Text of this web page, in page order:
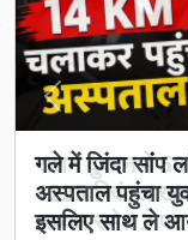
गले में जिंदा सांप
अस्पताल पहुंचा
इसलिए साथ ले
Previous